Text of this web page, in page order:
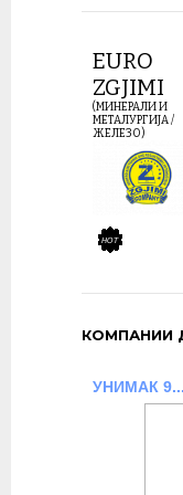
EURO
ZGJIMI
(МИНЕРАЛИ И
МЕТАЛУРГИЈА /
ЖЕЛЕЗО)
КОМПАНИИ
УНИМАК 9...